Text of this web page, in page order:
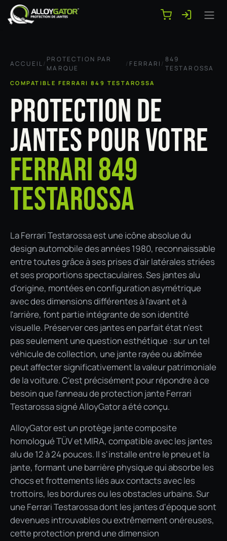
Se rendre au contenu
ACCUEIL/
PROTECTION PAR
MARQUE
/ FERRARI /
849
TESTAROSSA
COMPATIBLE FERRARI 849 TESTAROSSA
PROTECTION DE
JANTES POUR VOTRE
FERRARI 849
TESTAROSSA
La Ferrari Testarossa est une icône absolue du
design automobile des années 1980, reconnaissable
entre toutes grâce à ses prises d'air latérales striées
et ses proportions spectaculaires. Ses jantes alu
d'origine, montées en configuration asymétrique
avec des dimensions différentes à l'avant et à
l'arrière, font partie intégrante de son identité
visuelle. Préserver ces jantes en parfait état n'est
pas seulement une question esthétique : sur un tel
véhicule de collection, une jante rayée ou abîmée
peut affecter significativement la valeur patrimoniale
de la voiture. C'est précisément pour répondre à ce
besoin que l'anneau de protection jante Ferrari
Testarossa signé AlloyGator a été conçu.
AlloyGator est un protège jante composite
homologué TÜV et MIRA, compatible avec les jantes
alu de 12 à 24 pouces. Il s'installe entre le pneu et la
jante, formant une barrière physique qui absorbe les
chocs et frottements liés aux contacts avec les
trottoirs, les bordures ou les obstacles urbains. Sur
une Ferrari Testarossa dont les jantes d'époque sont
devenues introuvables ou extrêmement onéreuses,
cette protection prend une dimension